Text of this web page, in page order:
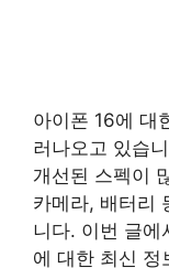
아이폰 16에 대
러나오고 있습
개선된 스펙이
카메라, 배터리
니다. 이번 글에
에 대한 최신 정